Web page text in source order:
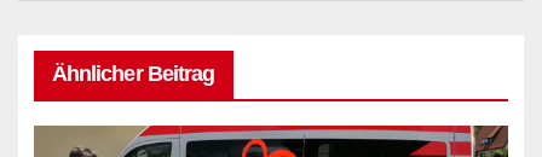
Ähnlicher Beitrag